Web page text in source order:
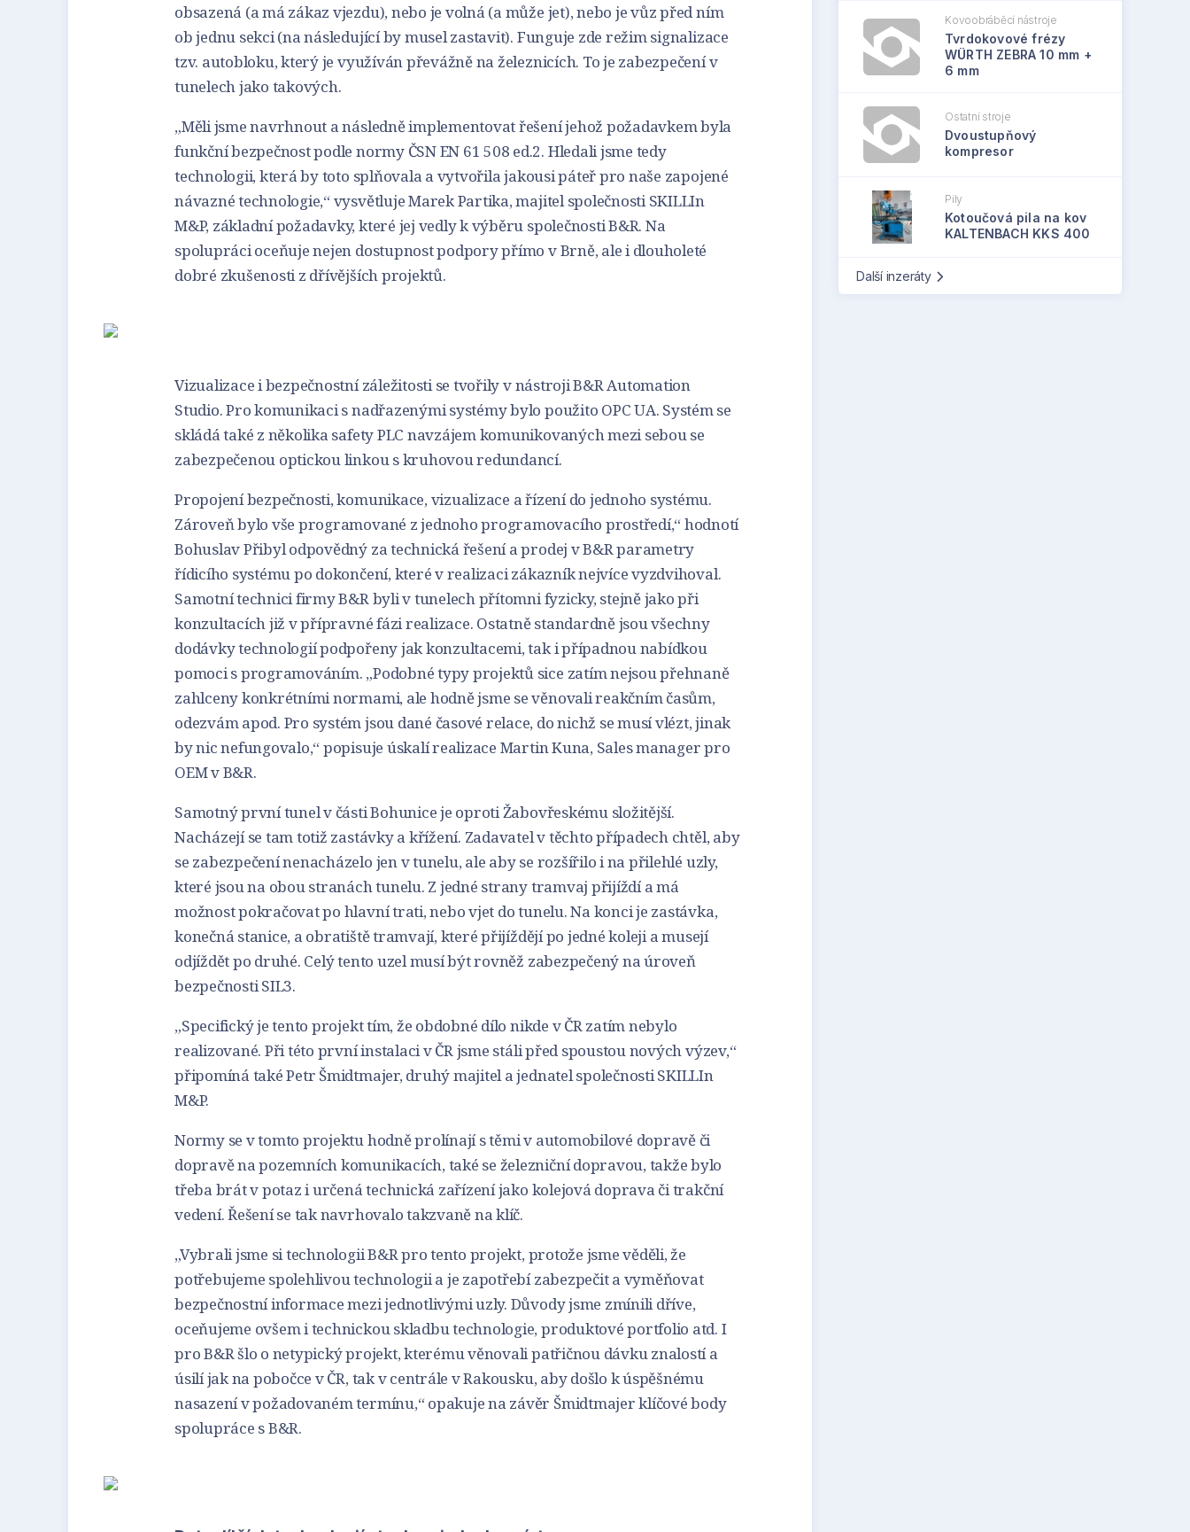
obsazená (a má zákaz vjezdu), nebo je volná (a může jet), nebo je vůz před ním
ob jednu sekci (na následující by musel zastavit). Funguje zde režim signalizace
tzv. autobloku, který je využíván převážně na železnicích. To je zabezpečení v
tunelech jako takových.
„Měli jsme navrhnout a následně implementovat řešení jehož požadavkem byla
funkční bezpečnost podle normy ČSN EN 61 508 ed.2. Hledali jsme tedy
technologii, která by toto splňovala a vytvořila jakousi páteř pro naše zapojené
návazné technologie,“ vysvětluje Marek Partika, majitel společnosti SKILLIn
M&P, základní požadavky, které jej vedly k výběru společnosti B&R. Na
spolupráci oceňuje nejen dostupnost podpory přímo v Brně, ale i dlouholeté
dobré zkušenosti z dřívějších projektů.
Vizualizace i bezpečnostní záležitosti se tvořily v nástroji B&R Automation
Studio. Pro komunikaci s nadřazenými systémy bylo použito OPC UA. Systém se
skládá také z několika safety PLC navzájem komunikovaných mezi sebou se
zabezpečenou optickou linkou s kruhovou redundancí.
Propojení bezpečnosti, komunikace, vizualizace a řízení do jednoho systému.
Zároveň bylo vše programované z jednoho programovacího prostředí,“ hodnotí
Bohuslav Přibyl odpovědný za technická řešení a prodej v B&R parametry
řídicího systému po dokončení, které v realizaci zákazník nejvíce vyzdvihoval.
Samotní technici firmy B&R byli v tunelech přítomni fyzicky, stejně jako při
konzultacích již v přípravné fázi realizace. Ostatně standardně jsou všechny
dodávky technologií podpořeny jak konzultacemi, tak i případnou nabídkou
pomoci s programováním. „Podobné typy projektů sice zatím nejsou přehnaně
zahlceny konkrétními normami, ale hodně jsme se věnovali reakčním časům,
odezvám apod. Pro systém jsou dané časové relace, do nichž se musí vlézt, jinak
by nic nefungovalo,“ popisuje úskalí realizace Martin Kuna, Sales manager pro
OEM v B&R.
Samotný první tunel v části Bohunice je oproti Žabovřeskému složitější.
Nacházejí se tam totiž zastávky a křížení. Zadavatel v těchto případech chtěl, aby
se zabezpečení nenacházelo jen v tunelu, ale aby se rozšířilo i na přilehlé uzly,
které jsou na obou stranách tunelu. Z jedné strany tramvaj přijíždí a má
možnost pokračovat po hlavní trati, nebo vjet do tunelu. Na konci je zastávka,
konečná stanice, a obratiště tramvají, které přijíždějí po jedné koleji a musejí
odjíždět po druhé. Celý tento uzel musí být rovněž zabezpečený na úroveň
bezpečnosti SIL3.
„Specifický je tento projekt tím, že obdobné dílo nikde v ČR zatím nebylo
realizované. Při této první instalaci v ČR jsme stáli před spoustou nových výzev,“
připomíná také Petr Šmidtmajer, druhý majitel a jednatel společnosti SKILLIn
M&P.
Normy se v tomto projektu hodně prolínají s těmi v automobilové dopravě či
dopravě na pozemních komunikacích, také se železniční dopravou, takže bylo
třeba brát v potaz i určená technická zařízení jako kolejová doprava či trakční
vedení. Řešení se tak navrhovalo takzvaně na klíč.
„Vybrali jsme si technologii B&R pro tento projekt, protože jsme věděli, že
potřebujeme spolehlivou technologii a je zapotřebí zabezpečit a vyměňovat
bezpečnostní informace mezi jednotlivými uzly. Důvody jsme zmínili dříve,
oceňujeme ovšem i technickou skladbu technologie, produktové portfolio atd. I
pro B&R šlo o netypický projekt, kterému věnovali patřičnou dávku znalostí a
úsilí jak na pobočce v ČR, tak v centrále v Rakousku, aby došlo k úspěšnému
nasazení v požadovaném termínu,“ opakuje na závěr Šmidtmajer klíčové body
spolupráce s B&R.
Kovoobráběcí nástroje
Tvrdokovové frézy
WÜRTH ZEBRA 10 mm +
6 mm
Ostatní stroje
Dvoustupňový
kompresor
Pily
Kotoučová pila na kov
KALTENBACH KKS 400
Další inzeráty